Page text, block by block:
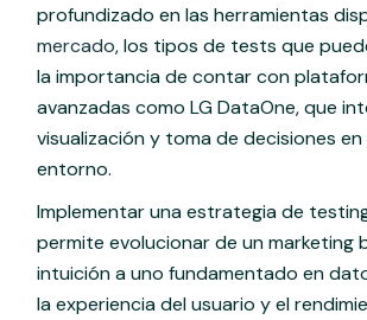
profundizado en las herramientas
mercado, los tipos de tests que
la importancia de contar con
avanzadas como LG DataOne, que
visualización y toma de decisiones en
entorno.
Implementar una estrategia de
permite evolucionar de un marketing
intuición a uno fundamentado en
la experiencia del usuario y el